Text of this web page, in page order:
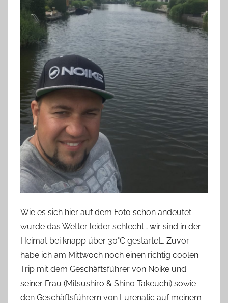
Wie es sich hier auf dem Foto schon andeutet
wurde das Wetter leider schlecht… wir sind in der
Heimat bei knapp über 30°C gestartet… Zuvor
habe ich am Mittwoch noch einen richtig coolen
Trip mit dem Geschäftsführer von Noike und
seiner Frau (Mitsushiro & Shino Takeuchi) sowie
den Geschäftsführern von Lurenatic auf meinem